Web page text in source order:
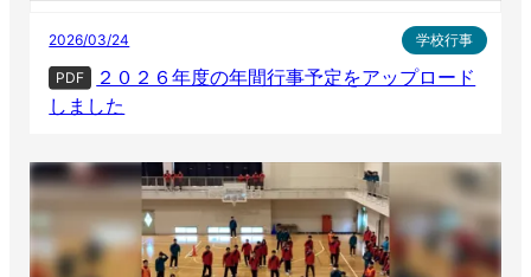
2026/03/24 学校行事
PDF
２０２６年度の年間行事予定をアップロード
しました